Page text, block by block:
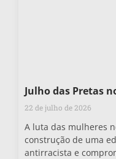
Julho das Pretas
22 de julho de 2026
A luta das mulheres
construção de uma
antirracista e